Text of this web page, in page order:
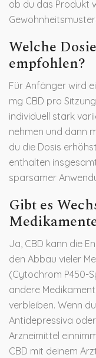
ob du das Produkt
Welche
empfohlen?
Für Anfänger wird
mg CBD pro
individuell stark
nehmen und dann
du die Dosis
enthalten
sparsamer
Gibt es
Ja, CBD kann die
den Abbau vieler
(Cytochrom P450-
andere
verbleiben. Wenn
Antidepressiva
Arzneimittel
CBD mit deinem